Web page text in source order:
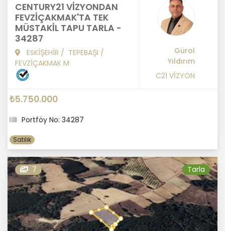
CENTURY21 VİZYONDAN
FEVZİÇAKMAK'TA TEK
MÜSTAKİL TAPU TARLA -
34287
ESKİŞEHİR / TEPEBAŞI /
FEVZİÇAKMAK M
Gürol
Yıldırım
C21 VİZYON
₺5.750.000
Portföy No: 34287
Satılık
7 Tarla